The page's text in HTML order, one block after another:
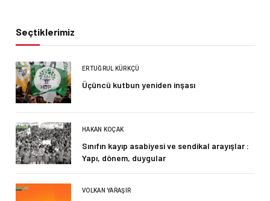
Seçtiklerimiz
ERTUĞRUL KÜRKÇÜ
Üçüncü kutbun yeniden inşası
HAKAN KOÇAK
Sınıfın kayıp asabiyesi ve sendikal arayışlar :
Yapı, dönem, duygular
VOLKAN YARAŞIR